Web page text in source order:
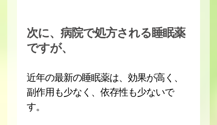
次に、病院で処方される睡眠薬
ですが、
近年の最新の睡眠薬は、効果が高く、
副作用も少なく、依存性も少ないで
す。